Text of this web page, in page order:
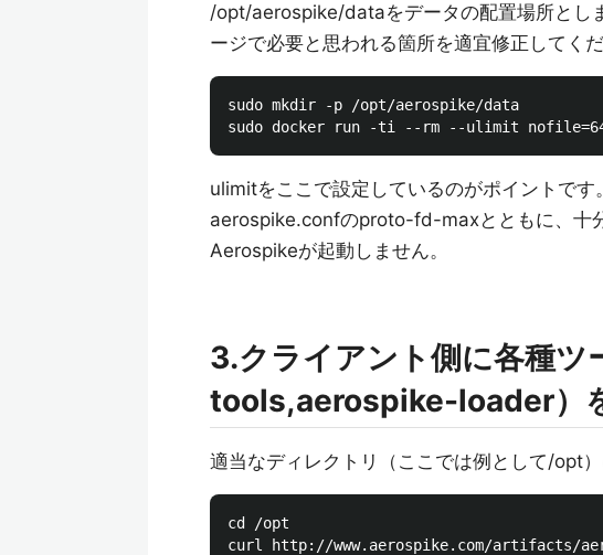
/opt/aerospike/dataをデータの配置場所とし
ージで必要と思われる箇所を適宜修正してくだ
sudo mkdir -p /opt/aerospike/data
ulimitをここで設定しているのがポイントです。
aerospike.confのproto-fd-maxとともに、十
Aerospikeが起動しません。
3.クライアント側に各種
tools,aerospike-loader）
適当なディレクトリ（ここでは例として/opt）
cd /opt
curl http://www.aerospike.com/artifacts/